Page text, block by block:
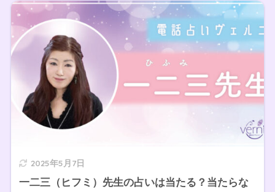
2025年5月7日
一二三（ヒフミ）先生の占いは当たる？当たらな